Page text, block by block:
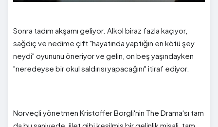
Sonra tadım akşamı geliyor. Alkol biraz fazla kaçıyor,
sağdıç ve nedime çift "hayatında yaptığın en kötü şey
neydi" oyununu öneriyor ve gelin, on beş yaşındayken
"neredeyse bir okul saldırısı yapacağını" itiraf ediyor.
Norveçli yönetmen Kristoffer Borgli'nin The Drama'sı tam